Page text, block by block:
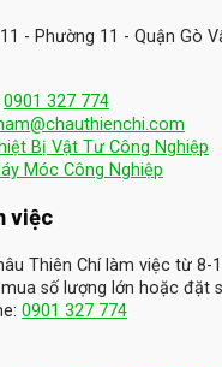
- Phường 11 - Quận Gò
0901 327 774
Bị Vật Tư Công Nghiệp
Móc Công Nghiệp
việc
Thiên Chí làm việc từ 8-
số lượng lớn hoặc đặt
0901 327 774